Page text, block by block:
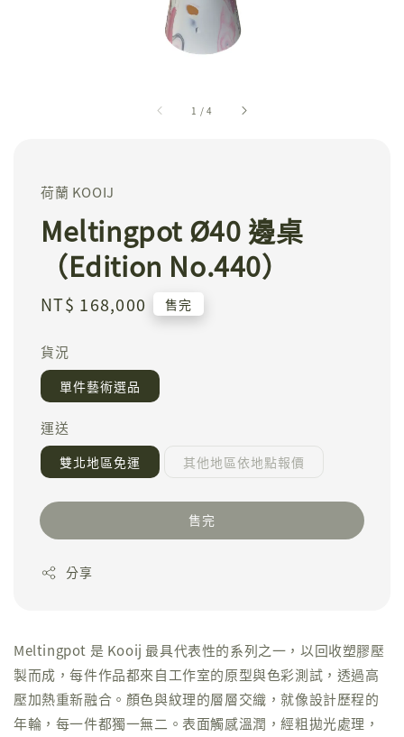
1 /4
荷蘭 KOOIJ
Meltingpot Ø40 邊桌
（Edition No.440）
Regular
NT$ 168,000 售完
貨況
單件藝術選品
運送
雙北地區免運 其他地區依地點報價
售完
分享
Meltingpot 是 Kooij 最具代表性的系列之一，以回收塑膠壓
製而成，每件作品都來自工作室的原型與色彩測試，透過高
壓加熱重新融合。顏色與紋理的層層交織，就像設計歷程的
年輪，每一件都獨一無二。表面觸感溫潤，經粗拋光處理，